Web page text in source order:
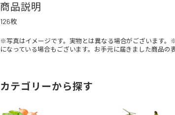
商品説明
126枚
※写真はイメージです。実物とは異なる場合がございます
になっている場合もございます。お手元に届きました商品の
カテゴリーから探す